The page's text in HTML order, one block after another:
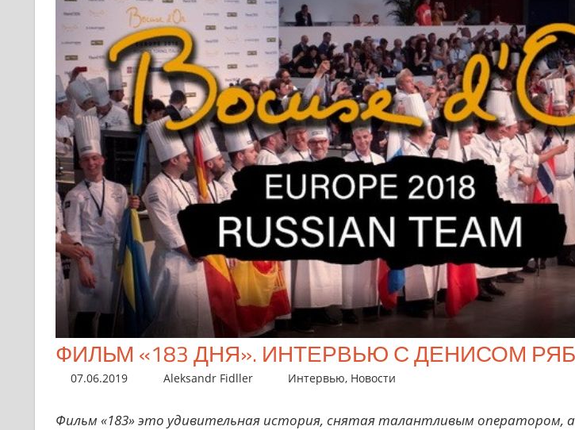
ФИЛЬМ «183 ДНЯ». ИНТЕРВЬЮ С ДЕНИСОМ
07.06.2019 Aleksandr Fidller Интервью, Новости
Фильм «183» это удивительная история, снятая талантливым оператором,